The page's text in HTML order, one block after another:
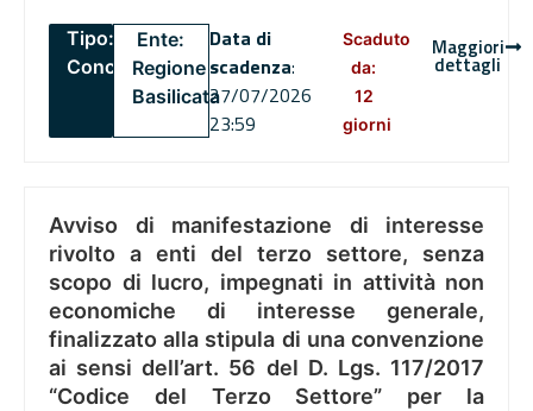
Tipo:
Concorsi
Ente:
Regione
Basilicata
Data di
scadenza:
27/07/2026
23:59
Scaduto
da:
12
giorni
Maggiori
dettagli
Avviso di manifestazione di interesse
rivolto a enti del terzo settore, senza
scopo di lucro, impegnati in attività non
economiche di interesse generale,
finalizzato alla stipula di una convenzione
ai sensi dell’art. 56 del D. Lgs. 117/2017
“Codice del Terzo Settore” per la